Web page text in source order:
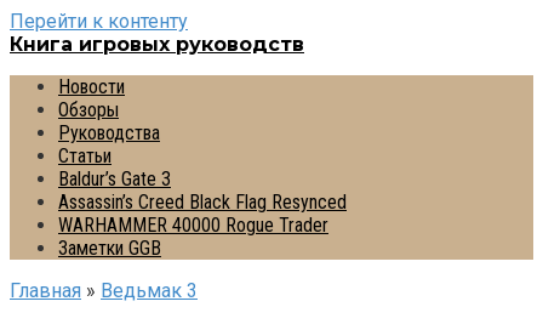
Перейти к контенту
Книга игровых руководств
Новости
Обзоры
Руководства
Статьи
Baldur’s Gate 3
Assassin’s Creed Black Flag Resynced
WARHAMMER 40000 Rogue Trader
Заметки GGB
Главная » Ведьмак 3